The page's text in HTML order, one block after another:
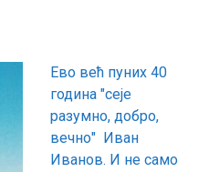
Ево већ пуних 40
година ″сеје
разумно, добро,
вечно″ Иван
Иванов. И не само